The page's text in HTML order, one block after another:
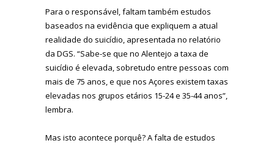
Para o responsável, faltam também estudos
baseados na evidência que expliquem a atual
realidade do suicídio, apresentada no relatório
da DGS. “Sabe-se que no Alentejo a taxa de
suicídio é elevada, sobretudo entre pessoas com
mais de 75 anos, e que nos Açores existem taxas
elevadas nos grupos etários 15-24 e 35-44 anos”,
lembra.
Mas isto acontece porquê? A falta de estudos